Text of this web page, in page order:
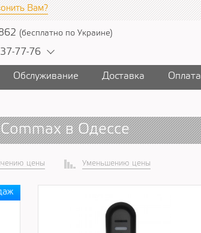
Вам?
(бесплатно по Украине)
37-7 7-76
Обслуживание Доставка Оплата
в Одессе
цены Уменьшению цены